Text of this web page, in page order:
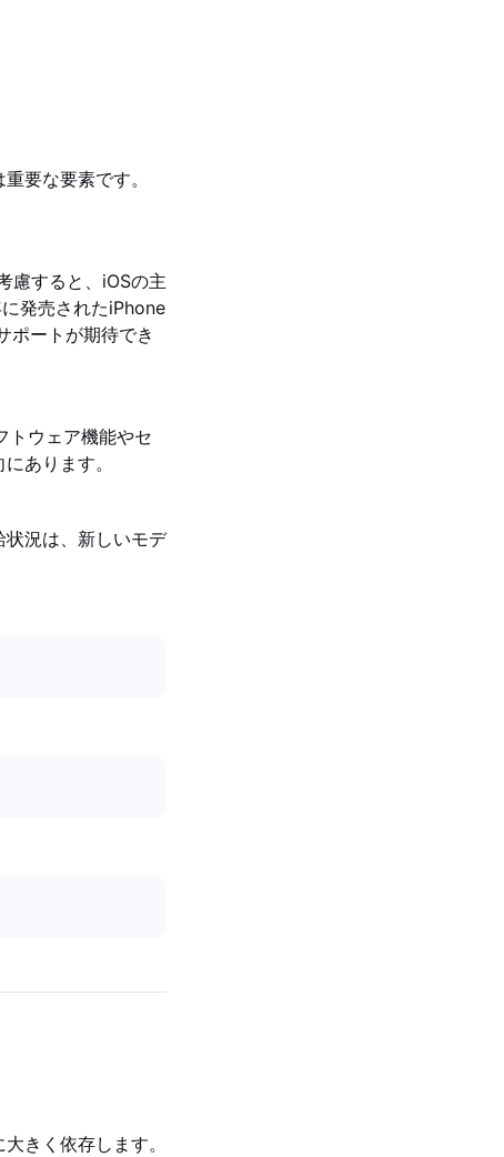
要な要素です。
慮すると、iOSの主
発売されたiPhone
ポートが期待でき
トウェア機能やセ
あります。
況は、新しいモデ
きく依存します。